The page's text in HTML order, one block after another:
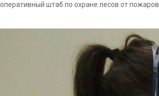
оперативный штаб по охране лесов от пожаров.